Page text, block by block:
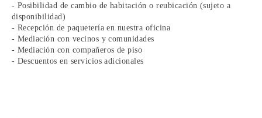
- Posibilidad de cambio de habitación o reubicación (sujeto a
disponibilidad)
- Recepción de paquetería en nuestra oficina
- Mediación con vecinos y comunidades
- Mediación con compañeros de piso
- Descuentos en servicios adicionales